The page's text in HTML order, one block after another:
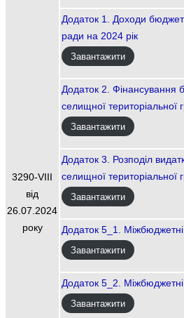
3290-VIIІ
від
26.07.2024
року
Додаток 1. Доходи
ради на 2024 рік
Завантажити
Додаток 2. Фінансування
селищної територіальної
Завантажити
Додаток 3. Розподіл
селищної територіальної
Завантажити
Додаток 5_1.
Завантажити
Додаток 5_2.
Завантажити